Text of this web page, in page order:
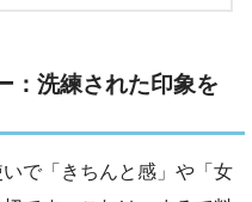
：洗練された印象を
で「きちんと感」や「女